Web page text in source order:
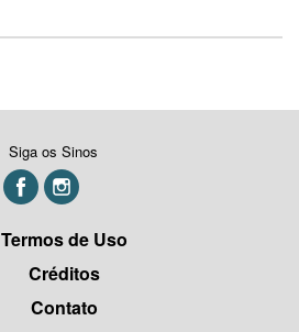
Siga os Sinos
Termos de Uso
Créditos
Contato